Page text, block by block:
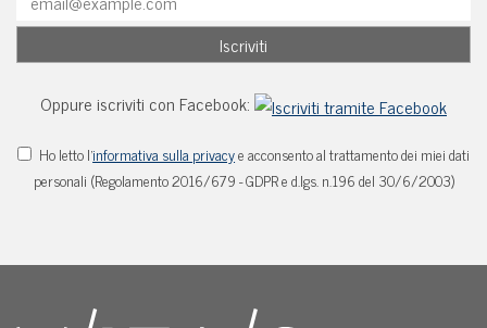
Oppure iscriviti con Facebook:
Ho letto l'informativa sulla privacye acconsento al trattamento dei miei dati
personali (Regolamento 2016/679 - GDPR e d.lgs. n.196 del 30/6/2003)